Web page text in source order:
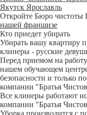
Якутск Ярославль
Откройте Бюро чистоты
нашей франшизе
Кто приедет убирать
Убирать вашу квартиру
клинеры - русские
Перед приемом на
нашем обучающем
безопасности и только
компании "Братья
Все клинеры работают
компании "Братья
Уборка производится с